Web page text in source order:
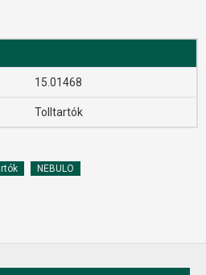
15.01468
Tolltartók
NEBULO